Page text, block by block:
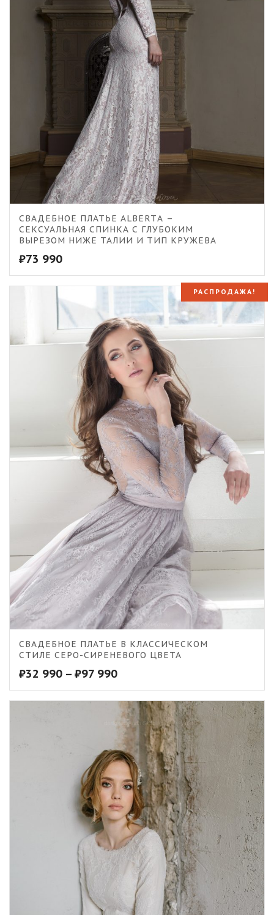
СВАДЕБНОЕ ПЛАТЬЕ ALBERTА –
СЕКСУАЛЬНАЯ СПИНКА С ГЛУБОКИМ
ВЫРЕЗОМ НИЖЕ ТАЛИИ И ТИП КРУЖЕВА
₽73 990
РАСПРОДАЖА!
СВАДЕБНОЕ ПЛАТЬЕ В КЛАССИЧЕСКОМ
СТИЛЕ СЕРО-СИРЕНЕВОГО ЦВЕТА
₽32 990 – ₽97 990